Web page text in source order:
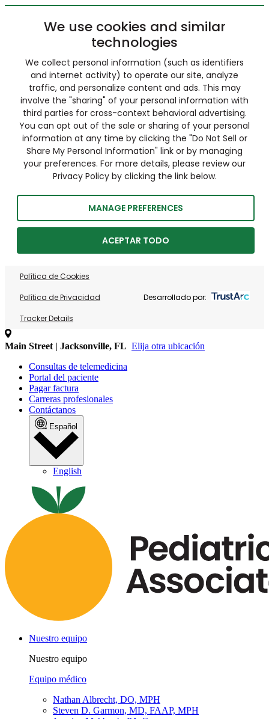
We use cookies and similar
technologies
We collect personal information (such as identifiers
and internet activity) to operate our site, analyze
traffic, and personalize content and ads. This may
involve the "sharing" of your personal information with
third parties for cross-context behavioral advertising.
You can opt out of the sale or sharing of your personal
information at any time by clicking the "Do Not Sell or
Share My Personal Information" link or by managing
your preferences. For more details, please review our
Privacy Policy by clicking the link below.
MANAGE PREFERENCES
ACEPTAR TODO
Política de Cookies
Política de Privacidad
Tracker Details
Desarrollado por:
Main Street | Jacksonville, FL Elija otra ubicación
Consultas de telemedicina
Portal del paciente
Pagar factura
Carreras profesionales
Contáctanos
Español
English
Nuestro equipo
Nuestro equipo
Equipo médico
Nathan Albrecht, DO, MPH
Steven D. Garmon, MD, FAAP, MPH